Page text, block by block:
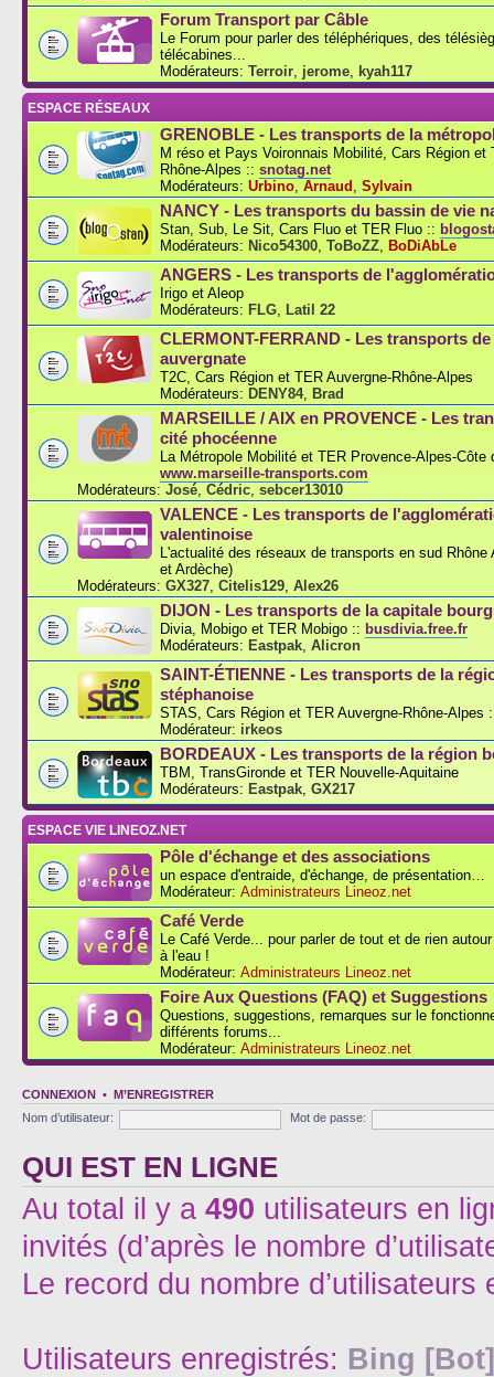
Forum Transport par Câble
Le Forum pour parler des téléphériques, des
télécabines...
Modérateurs: Terroir jerome kyah117
ESPACE RÉSEAUX
GRENOBLE - Les transports de la
M réso et Pays Voironnais Mobilité, Cars Région et
Rhône-Alpes :: snotag.net
Modérateurs: Urbino Arnaud Sylvain
NANCY - Les transports du bassin de vie
Stan, Sub, Le Sit, Cars Fluo et TER Fluo ::
Modérateurs: Nico54300 ToBoZZ BoDiAbLe
ANGERS - Les transports de
Irigo et Aleop
Modérateurs: FLG Latil 22
CLERMONT-FERRAND - Les transports
auvergnate
T2C, Cars Région et TER Auvergne-Rhône-Alpes
Modérateurs: DENY84, Brad
MARSEILLE / AIX en PROVENCE - Les
cité phocéenne
La Métropole Mobilité et TER Provence-Alpes-Côte
www.marseille-transports.com
Modérateurs: José Cédric sebcer13010
VALENCE - Les transports de
valentinoise
L'actualité des réseaux de transports en sud Rhône
et Ardèche)
Modérateurs: GX327 Citelis129 Alex26
DIJON - Les transports de la capitale
Divia, Mobigo et TER Mobigo :: busdivia.free.fr
Modérateurs: Eastpak Alicron
SAINT-ÉTIENNE - Les transports de la
stéphanoise
STAS, Cars Région et TER Auvergne-Rhône-Alpes
Modérateur: irkeos
BORDEAUX - Les transports de la région
TBM, TransGironde et TER Nouvelle-Aquitaine
Modérateurs: Eastpak GX217
ESPACE VIE LINEOZ.NET
Pôle d'échange et des associations
un espace d'entraide, d'échange, de présentation…
Modérateur: Administrateurs Lineoz.net
Café Verde
Le Café Verde... pour parler de tout et de rien
à l'eau !
Modérateur: Administrateurs Lineoz.net
Foire Aux Questions (FAQ) et Suggestions
Questions, suggestions, remarques sur le
différents forums...
Modérateur: Administrateurs Lineoz.net
CONNEXION • M’ENREGISTRER
Nom d’utilisateur:
Mot de passe:
QUI EST EN LIGNE
Au total il y a 490 utilisateurs en
invités (d’après le nombre
Le record du nombre
Utilisateurs enregistrés: Bing [Bot]